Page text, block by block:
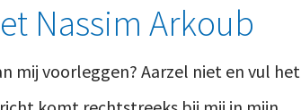
Nassim Arkoub
mij voorleggen? Aarzel niet en vul het